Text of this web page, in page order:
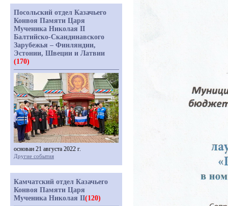
Посольский отдел Казачьего
Конвоя Памяти Царя
Мученика Николая II
Балтийско-Скандинавского
Зарубежья – Финляндии,
Эстонии, Швеции и Латвии
(170)
основан 21 августа 2022 г.
Другие события
Камчатский отдел Казачьего
Конвоя Памяти Царя
Мученика Николая II(120)